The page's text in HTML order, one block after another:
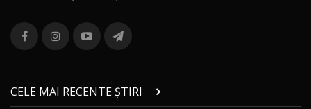
13 16:48
combină aventura cu luxul / AutoBlog.MD
36:08
CELE MAI RECENTE ȘTIRI